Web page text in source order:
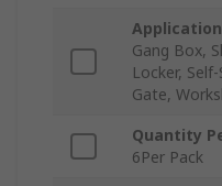
Application
Gang Box,
Locker,
Gate,
Quantity
6Per Pack